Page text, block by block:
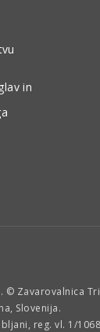
in
© Zavarovalnica
Slovenija.
reg. vl. 1/